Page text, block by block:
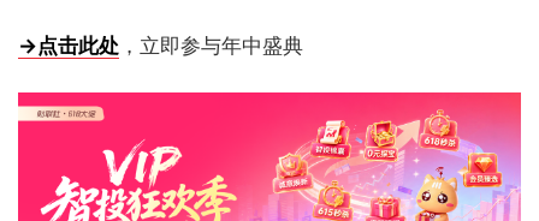
→点击此处 ，立即参与年中盛典